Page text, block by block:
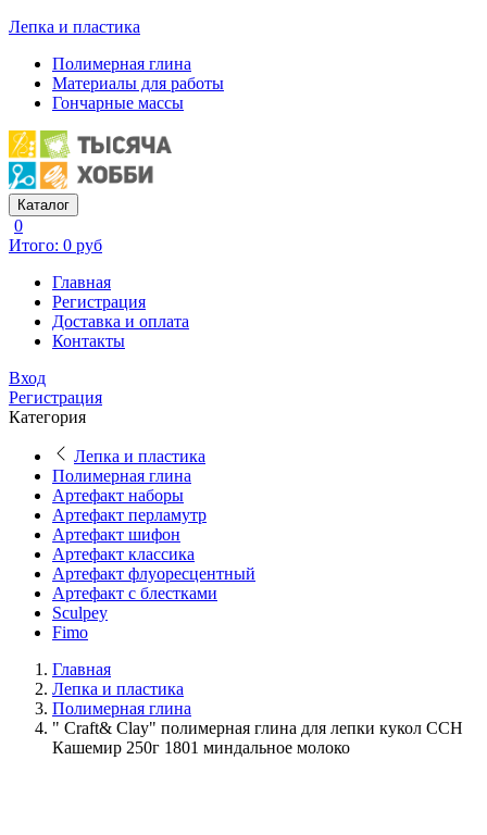
Лепка и пластика
Полимерная глина
Материалы для работы
Гончарные массы
Каталог
0
Итого: 0 руб
Главная
Регистрация
Доставка и оплата
Контакты
Вход
Регистрация
Категория
Лепка и пластика
Полимерная глина
Артефакт наборы
Артефакт перламутр
Артефакт шифон
Артефакт классика
Артефакт флуоресцентный
Артефакт с блестками
Sculpey
Fimo
Главная
Лепка и пластика
Полимерная глина
" Craft& Clay" полимерная глина для лепки кукол CCH
Кашемир 250г 1801 миндальное молоко